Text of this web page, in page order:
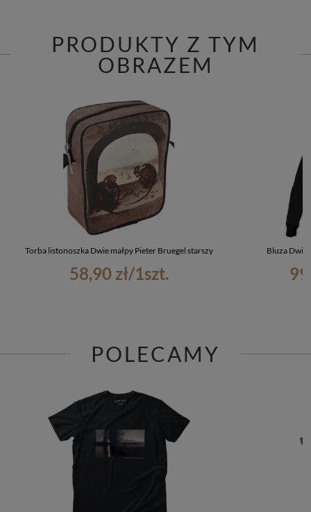
PRODUKTY Z TYM
OBRAZEM
Torba listonoszka Dwie małpy Pieter Bruegel starszy
58,90 zł/1szt.
Bluza Dwie
POLECAMY